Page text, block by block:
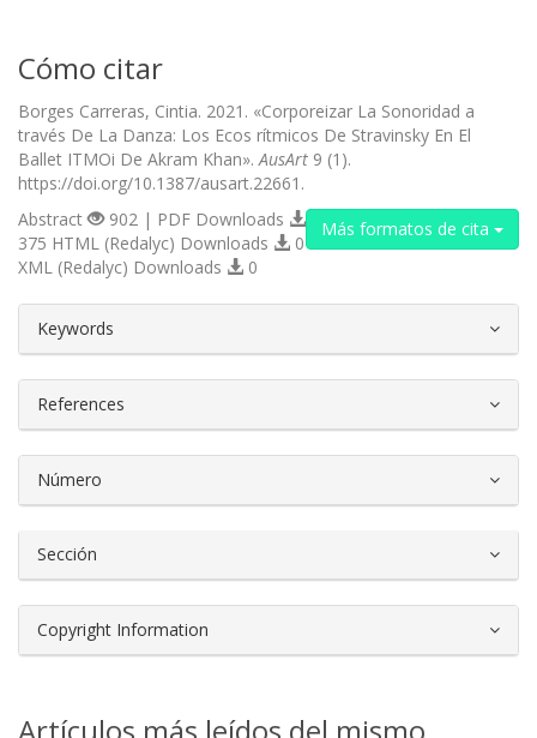
Cómo citar
Borges Carreras, Cintia. 2021. «Corporeizar La Sonoridad a
través De La Danza: Los Ecos rítmicos De Stravinsky En El
Ballet ITMOi De Akram Khan». AusArt 9 (1).
https://doi.org/10.1387/ausart.22661.
Más formatos de cita
Abstract
902 | PDF Downloads
375 HTML (Redalyc) Downloads
0
XML (Redalyc) Downloads
0
Keywords
References
Número
Sección
Copyright Information
Artículos más leídos del mismo